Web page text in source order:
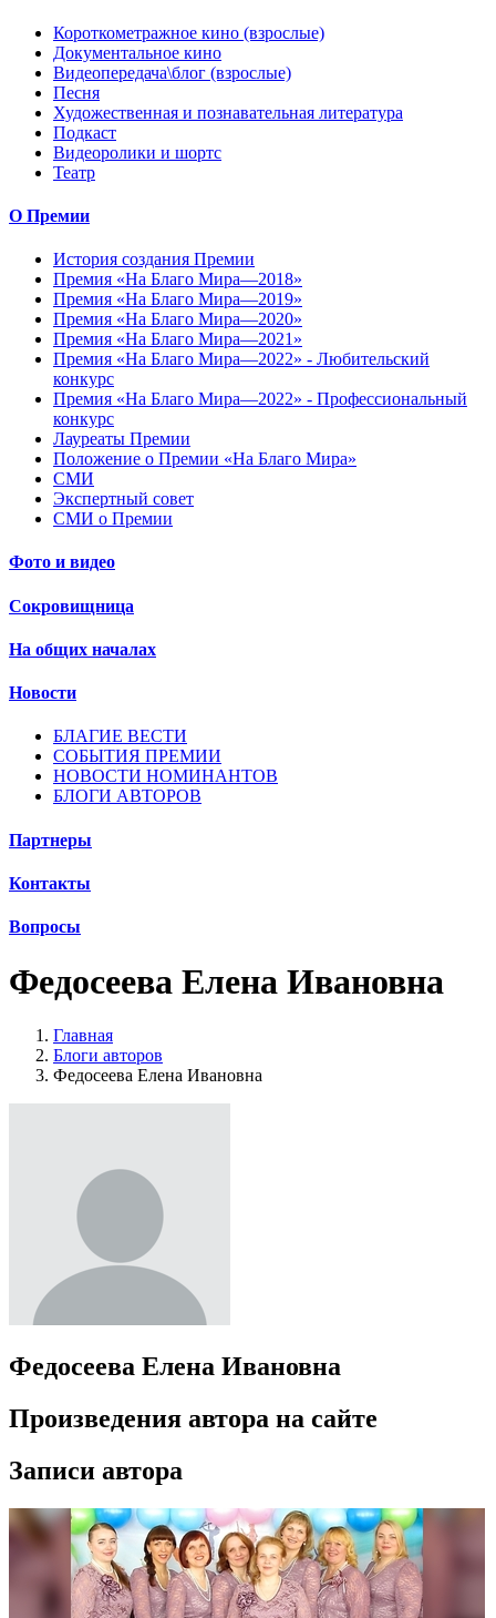
Короткометражное кино (взрослые)
Документальное кино
Видеопередача\блог (взрослые)
Песня
Художественная и познавательная литература
Подкаст
Видеоролики и шортс
Театр
О Премии
История создания Премии
Премия «На Благо Мира—2018»
Премия «На Благо Мира—2019»
Премия «На Благо Мира—2020»
Премия «На Благо Мира—2021»
Премия «На Благо Мира—2022» - Любительский
конкурс
Премия «На Благо Мира—2022» - Профессиональный
конкурс
Лауреаты Премии
Положение о Премии «На Благо Мира»
СМИ
Экспертный совет
СМИ о Премии
Фото и видео
Сокровищница
На общих началах
Новости
БЛАГИЕ ВЕСТИ
СОБЫТИЯ ПРЕМИИ
НОВОСТИ НОМИНАНТОВ
БЛОГИ АВТОРОВ
Партнеры
Контакты
Вопросы
Федосеева Елена Ивановна
Главная
Блоги авторов
Федосеева Елена Ивановна
Федосеева Елена Ивановна
Произведения автора на сайте
Записи автора